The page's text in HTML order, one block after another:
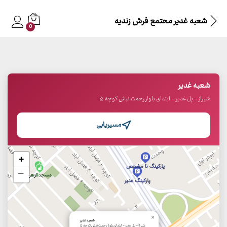
شعبه غدیر محتمع فرش زندیه 0
شعبه غدیر
شیراز - پل غدیر - ابتدای بلوار رحمت نبش کوچه ۵
مسیریابی
شعبه غدیر ×
+
−